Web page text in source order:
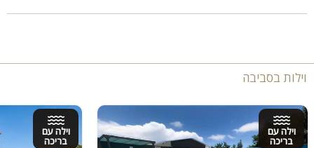
וילות בסביבה
וילה עם
בריכה
וילה עם
בריכה